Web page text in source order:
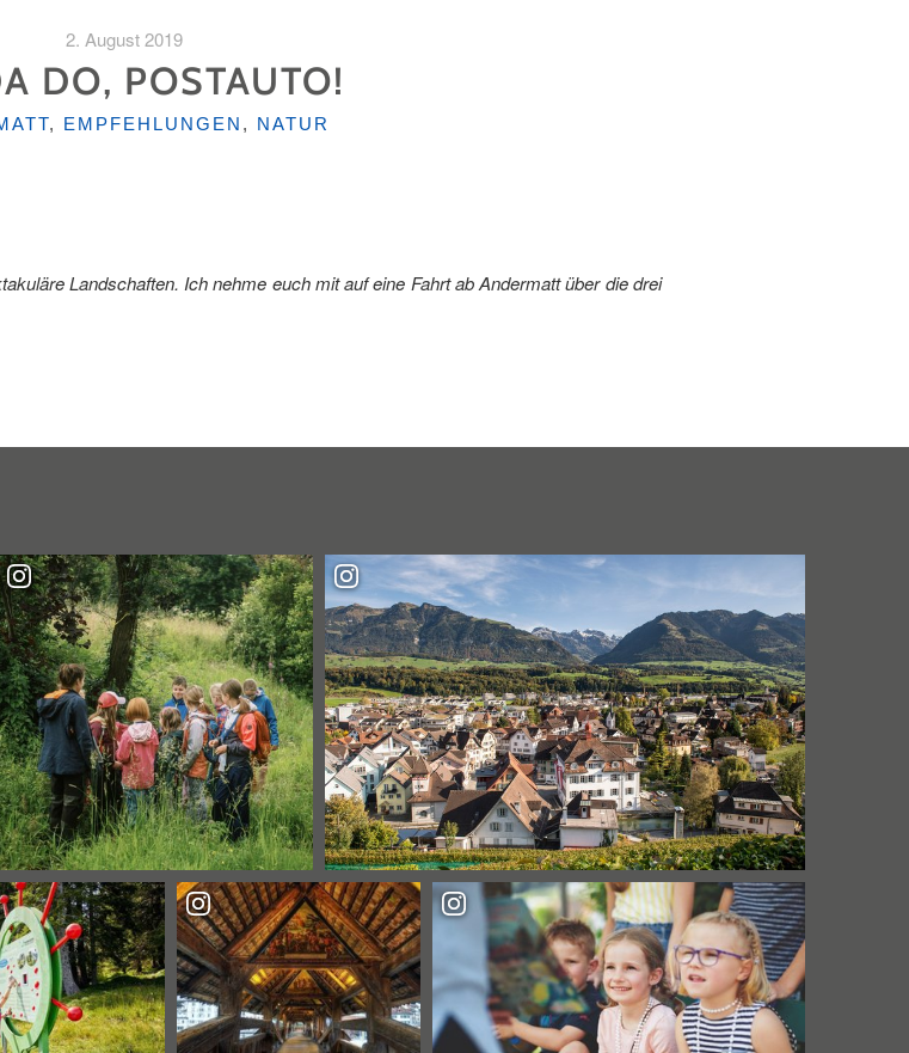
2. August 2019
DO, POSTAUTO!
, EMPFEHLUNGEN , NATUR
Landschaften. Ich nehme euch mit auf eine Fahrt ab Andermatt über die drei